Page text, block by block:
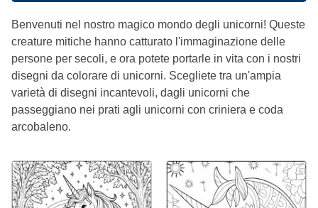
Benvenuti nel nostro magico mondo degli unicorni! Queste
creature mitiche hanno catturato l'immaginazione delle
persone per secoli, e ora potete portarle in vita con i nostri
disegni da colorare di unicorni. Scegliete tra un'ampia
varietà di disegni incantevoli, dagli unicorni che
passeggiano nei prati agli unicorni con criniera e coda
arcobaleno.